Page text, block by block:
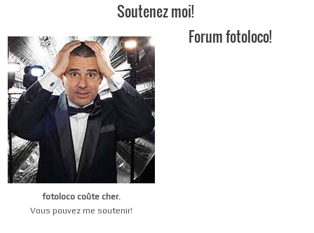
Soutenez moi!
fotoloco coûte cher.
Vous pouvez me soutenir!
Forum fotoloco!